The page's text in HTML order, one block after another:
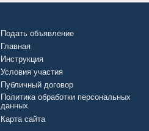
Подать объявление
Главная
Инструкция
Условия участия
Публичный договор
Политика обработки персональных
данных
Карта сайта